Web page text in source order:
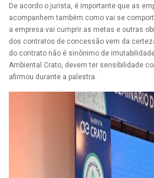
De acordo o jurista, é importante que as
acompanhem também como vai se
a empresa vai cumprir as metas e outras
dos contratos de concessão vem da
do contrato não é sinônimo de
Ambiental Crato, devem ter sensibilidade
afirmou durante a palestra.